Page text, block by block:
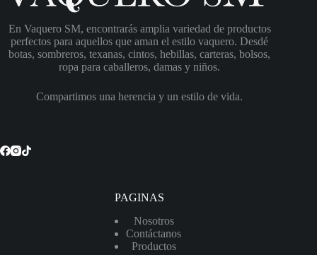
En Vaquero SM, encontrarás amplia variedad de productos
perfectos para aquellos que aman el estilo vaquero. Desdé
botas, sombreros, texanas, cintos, hebillas, carteras, bolsos,
ropa para caballeros, damas y niños.
Compartimos una herencia y un estilo de vida.
PAGINAS
Nosotros
Contáctanos
Productos